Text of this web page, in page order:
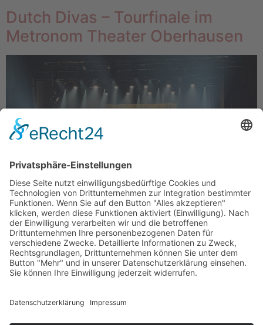
Dutch Divas – Tourfinale im
Metronom Theater Oberhausen
Annemieke van Dam, Drew Sarich, Ana Milva Gomes,
Gino Emnes und Wietske van Tongeren in Oberhausen
Beim letzten Stop ihrer Tour im Metronom Theater
GALANACHT DES MUSICALS) die Bühne in ein